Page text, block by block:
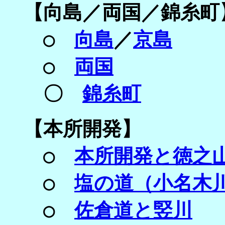
【向島／両国／錦糸町
○ 向島／京島
○ 両国
〇錦糸町
【本所開発】
○本所開発と徳之
○塩の道（小名木
○佐倉道と竪川